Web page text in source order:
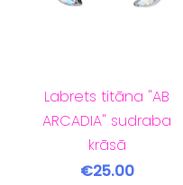
Labrets titāna "AB
ARCADIA" sudraba
krāsā
€25.00